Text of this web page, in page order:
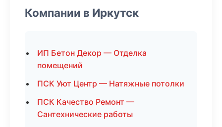
Компании в Иркутск
ИП Бетон Декор — Отделка
помещений
ПСК Уют Центр — Натяжные потолки
ПСК Качество Ремонт —
Сантехнические работы